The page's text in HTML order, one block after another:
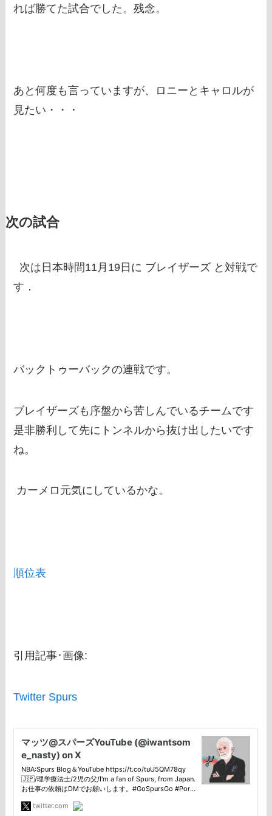
れば勝てた試合でした。残念。
あと何度も言っていますが、ロニーとキャロルが
見たい・・・
次の試合
次は日本時間11月19日に ブレイザーズ と対戦で
す．
バックトゥーバックの連戦です。
ブレイザーズも序盤から苦しんでいるチームです
是非勝利して先にトンネルから抜け出したいです
ね。
カーメロ元気にしているかな。
順位表
引用記事･画像:
Twitter Spurs